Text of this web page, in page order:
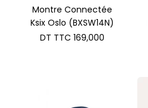
Montre Connectée
Ksix Oslo (BXSW14N)
DT TTC 169,000